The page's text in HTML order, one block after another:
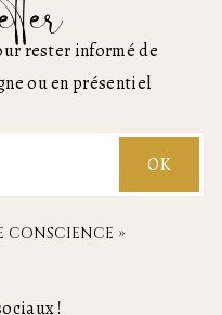
rester informé de
ou en présentiel
OK
CONSCIENCE »
!